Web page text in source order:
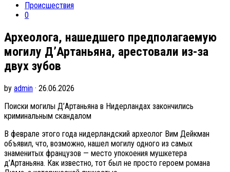
Происшествия
0
Археолога, нашедшего предполагаемую
могилу Д’Артаньяна, арестовали из-за
двух зубов
by admin · 26.06.2026
Поиски могилы Д’Артаньяна в Нидерландах закончились
криминальным скандалом
В феврале этого года нидерландский археолог Вим Дейкман
объявил, что, возможно, нашел могилу одного из самых
знаменитых французов — место упокоения мушкетера
д’Артаньяна. Как известно, тот был не просто героем романа